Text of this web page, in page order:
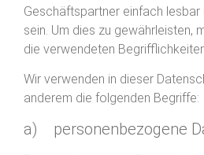
Geschäftspartner einfach lesbar
sein. Um dies zu gewährleisten,
die verwendeten
Wir verwenden in dieser
anderem die folgenden Begriffe:
a) personenbezogene